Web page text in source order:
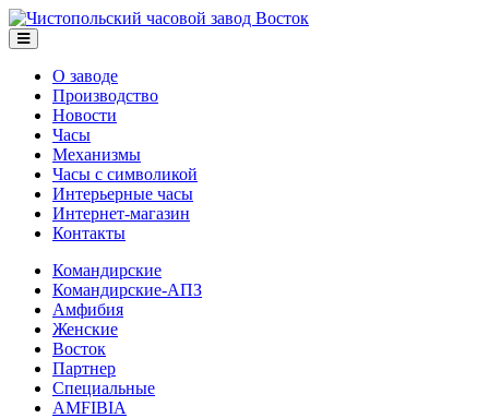
О заводе
Производство
Новости
Часы
Механизмы
Часы с символикой
Интерьерные часы
Интернет-магазин
Контакты
Командирские
Командирские-АПЗ
Амфибия
Женские
Восток
Партнер
Специальные
AMFIBIA